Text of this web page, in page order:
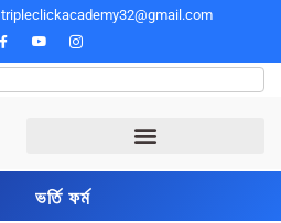
tripleclickacademy32@gmail.com
ভর্তি ফর্ম